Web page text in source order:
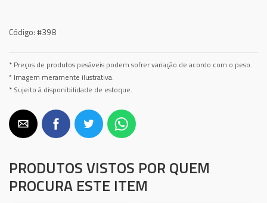
Código:#398
* Preços de produtos pesáveis podem sofrer variação de acordo com o peso.
* Imagem meramente ilustrativa.
* Sujeito à disponibilidade de estoque.
PRODUTOS VISTOS POR QUEM
PROCURA ESTE ITEM